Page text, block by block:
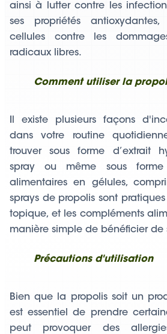
ainsi à lutter contre les
ses propriétés
cellules contre les
radicaux libres.
Comment utiliser la
Il existe plusieurs façons
dans votre routine
trouver sous forme d’extrait
spray ou même sous forme
alimentaires en gélules,
sprays de propolis sont
topique, et les compléments
manière simple de bénéficier de
Précautions d'utilisation
Bien que la propolis soit un
est essentiel de prendre
peut provoquer des